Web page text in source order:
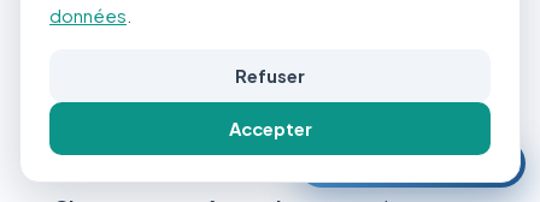
Persans et Maine Coons, à partir de 5 à 8 ans
d'assureurs refusent de couvrir les chats non
identifiés. Obligatoire en pratique.
⚡Mon offre en 2 min
données
Refuser
Accepter